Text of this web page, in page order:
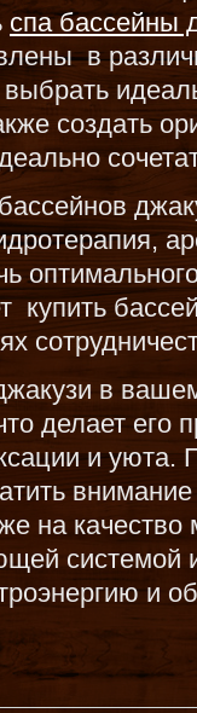
спа бассейны
в
создать
купить
в
делает его
и уюта.
на
системой
и